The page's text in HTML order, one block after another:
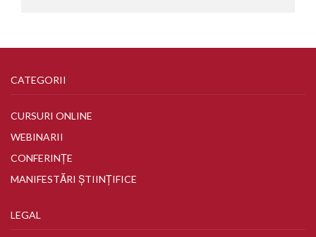
CATEGORII
CURSURI ONLINE
WEBINARII
CONFERINȚE
MANIFESTĂRI ȘTIINȚIFICE
LEGAL